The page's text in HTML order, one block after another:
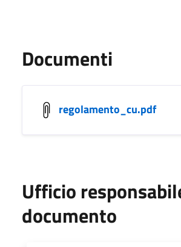
Documenti
regolamento_cu.pdf
Ufficio
documento